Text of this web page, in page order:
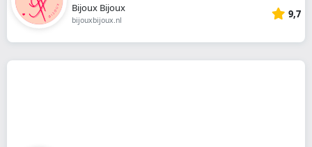
Bijoux Bijoux
bijouxbijoux.nl 9,7